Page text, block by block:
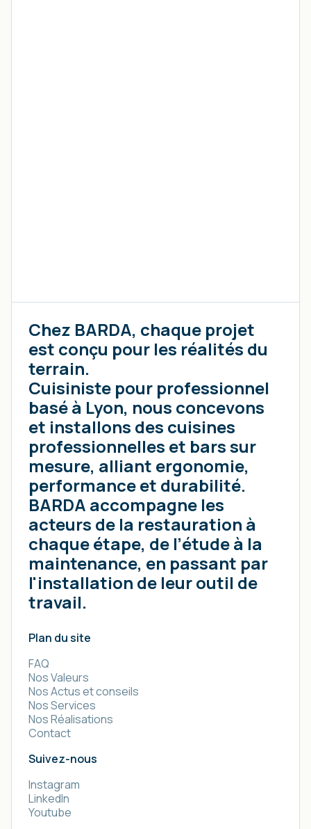
Chez BARDA, chaque projet
est conçu pour les réalités du
terrain.
Cuisiniste pour professionnel
basé à Lyon, nous concevons
et installons des cuisines
professionnelles et bars sur
mesure, alliant ergonomie,
performance et durabilité.
BARDA accompagne les
acteurs de la restauration à
chaque étape, de l’étude à la
maintenance, en passant par
l'installation de leur outil de
travail.
Plan du site
FAQ
Nos Valeurs
Nos Actus et conseils
Nos Services
Nos Réalisations
Contact
Suivez-nous
Instagram
LinkedIn
Youtube